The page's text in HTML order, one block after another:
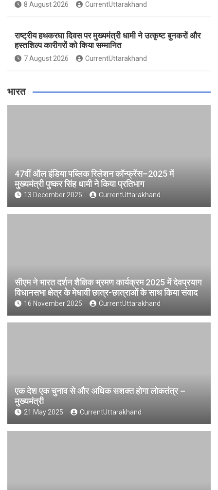
8 August 2026 CurrentUttarakhand
राष्ट्रीय हथकरघा दिवस पर मुख्यमंत्री धामी ने उत्कृष्ट बुनकरों और
हस्तशिल्प कारीगरों को किया सम्मानित
7 August 2026 CurrentUttarakhand
भारत
47वीं ऑल इंडिया पब्लिक रिलेशन कॉन्फ्रेंस–2025 में
मुख्यमंत्री पुष्कर सिंह धामी ने किया प्रतिभाग
13 December 2025 CurrentUttarakhand
सीएम ने भारत दर्शन शैक्षिक भ्रमण कार्यक्रम 2025 में देवप्रयाग
विधानसभा क्षेत्र के मेधावी छात्र-छात्राओं के साथ किया संवाद
16 November 2025 CurrentUttarakhand
एक देश एक चुनाव से और अधिक सशक्त होगा लोकतंत्र –
मुख्यमंत्री
21 May 2025 CurrentUttarakhand